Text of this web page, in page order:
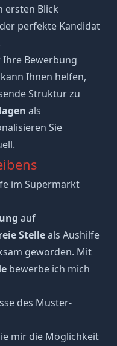
ersten Blick
perfekte Kandidat
Bewerbung
Ihnen helfen,
Struktur zu
als
Sie
im Supermarkt
auf
Stelleals Aushilfe
geworden. Mit
bewerbe ich mich
des Muster-
mir die Möglichkeit